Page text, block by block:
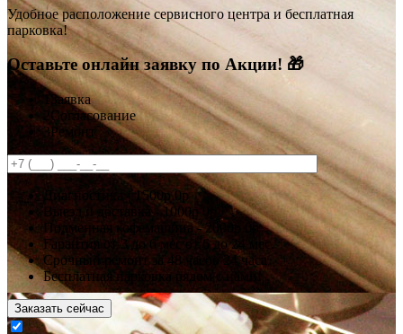
Удобное расположение сервисного центра и бесплатная
парковка!
Оставьте онлайн заявку по Акции! 🎁
1 Заявка
2 Согласование
3Ремонт
Диагностика -1500р0р
Выезд и доставка -1000р
Подменная кофемашина -2000р
0р
Гарантия
от 3 до 6 мес от 6 до 24 мес.
Срочный ремонт за48 часов
24 часа
Бесплатная парковка рядом с нами!
Заказать сейчас